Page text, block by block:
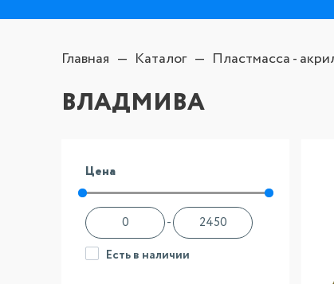
Главная Каталог Пластмасса -
ВЛАДМИВА
Цена
-
Есть в наличии